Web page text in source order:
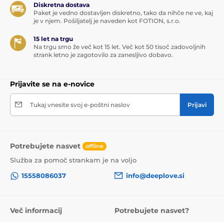
Diskretna dostava
Paket je vedno dostavljen diskretno, tako da nihče ne ve, kaj
je v njem. Pošiljatelj je naveden kot FOTION, s.r.o.
15 let na trgu
Na trgu smo že več kot 15 let. Več kot 50 tisoč zadovoljnih
strank letno je zagotovilo za zanesljivo dobavo.
Prijavite se na e-novice
Tukaj vnesite svoj e-poštni naslov Prijavi
Potrebujete nasvet offline
Služba za pomoč strankam je na voljo
15558086037
info@deeplove.si
Več informacij Potrebujete nasvet?